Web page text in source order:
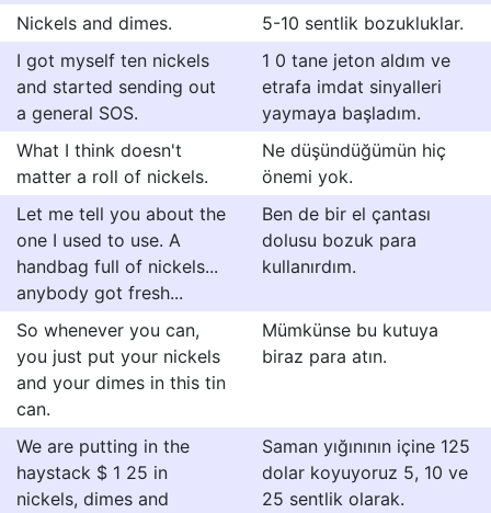
Nickels and dimes.
5-10 sentlik bozukluklar.
I got myself ten nickels
and started sending out
a general SOS.
1 0 tane jeton aldım ve
etrafa imdat sinyalleri
yaymaya başladım.
What I think doesn't
matter a roll of nickels.
Ne düşündüğümün hiç
önemi yok.
Let me tell you about the
one I used to use. A
handbag full of nickels...
anybody got fresh...
Ben de bir el çantası
dolusu bozuk para
kullanırdım.
So whenever you can,
you just put your nickels
and your dimes in this tin
can.
Mümkünse bu kutuya
biraz para atın.
We are putting in the
haystack $ 1 25 in
nickels, dimes and
Saman yığınının içine 125
dolar koyuyoruz 5, 10 ve
25 sentlik olarak.